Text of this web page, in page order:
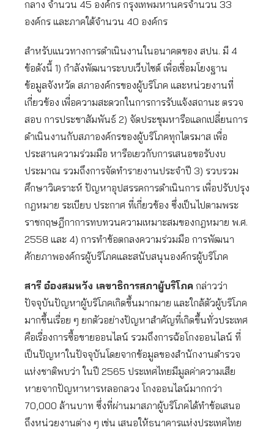
กลาง จำนวน 45 องค์กร กรุงเทพมหานครจำนวน 33
องค์กร และภาคใต้จำนวน 40 องค์กร
สำหรับแนวทางการดำเนินงานในอนาคตของ สปน. มี 4
ข้อดังนี้ 1) กำลังพัฒนาระบบเว็บไซต์ เพื่อเชื่อมโยงฐาน
ข้อมูลจังหวัด สภาองค์กรของผู้บริโภค และหน่วยงานที่
เกี่ยวข้อง เพื่อความสะดวกในการการรับแจ้งสถานะ ตรวจ
สอบ การประชาสัมพันธ์ 2) จัดประชุมหารือแลกเปลี่ยนการ
ดำเนินงานกับสภาองค์กรของผู้บริโภคทุกไตรมาส เพื่อ
ประสานความร่วมมือ หารือเยวกับการเสนอขอรับงบ
ประมาณ รวมถึงการจัดทำรายงานประจำปี 3) รวบรวม
ศึกษาวิเคราะห์ ปัญหาอุปสรรคการดำเนินการ เพื่อปรับปรุง
กฎหมาย ระเบียบ ประกาศ ที่เกี่ยวข้อง ซึ่งเป็นไปตามพระ
ราชกฤษฎีกาการทบทวนความเหมาะสมของกฎหมาย พ.ศ.
2558 และ 4) การทำข้อตกลงความร่วมมือ การพัฒนา
ศักยภาพองค์กรผู้บริโภคและสนับสนุนองค์กรผู้บริโภค
สารี อ๋องสมหวัง เลขาธิการสภาผู้บริโภค กล่าวว่า
ปัจจุบันปัญหาผู้บริโภคเกิดขึ้นมากมาย และใกล้ตัวผู้บริโภค
มากขึ้นเรื่อย ๆ ยกตัวอย่างปัญหาสำคัญที่เกิดขึ้นทั่วประเทศ
คือเรื่องการซื้อขายออนไลน์ รวมถึงการฉ้อโกงออนไลน์ ที่
เป็นปัญหาในปัจจุบันโดยจากข้อมูลของสำนักงานตำรวจ
แห่งชาติพบว่า ในปี 2565 ประเทศไทยมีมูลค่าความเสีย
หายจากปัญหาหารหลอกลวง โกงออนไลน์มากกว่า
70,000 ล้านบาท ซึ่งที่ผ่านมาสภาผู้บริโภคได้ทำข้อเสนอ
ถึงหน่วยงานต่าง ๆ เช่น เสนอให้ธนาคารแห่งประเทศไทย